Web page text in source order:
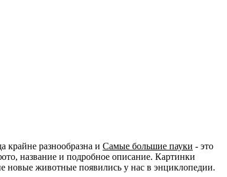
разнообразна и Самые большие пауки - это
название и подробное описание. Картинки
новые животные появились у нас в энциклопедии.